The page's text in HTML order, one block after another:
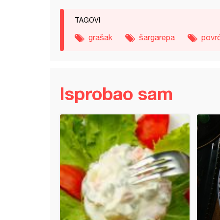
TAGOVI
grašak šargarepa
Isprobao sam
sarmice od vinove loze